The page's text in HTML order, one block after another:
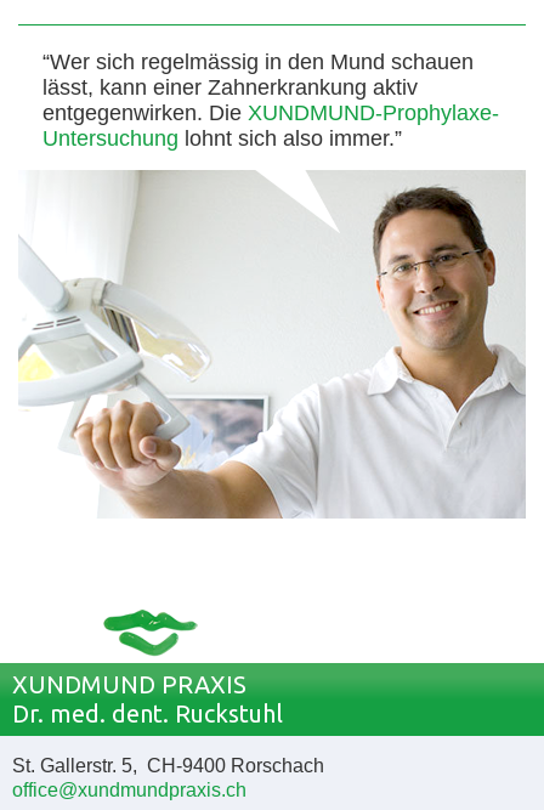
“Wer sich regelmässig in den Mund schauen
lässt, kann einer Zahnerkrankung aktiv
entgegenwirken. Die XUNDMUND-Prophylaxe-
Untersuchung lohnt sich also immer.”
XUNDMUND PRAXIS
Dr. med. dent. Ruckstuhl
St. Gallerstr. 5, CH-9400 Rorschach
office@xundmundpraxis.ch